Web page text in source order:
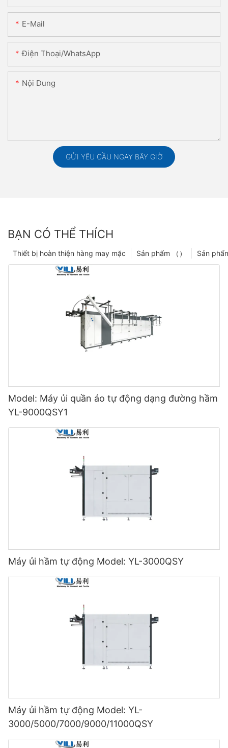
E-Mail
Điện Thoại/WhatsApp
Nội Dung
GỬI YÊU CẦU NGAY BÂY GIỜ
BẠN CÓ THỂ THÍCH
Sản
Sản phẩm （）
Thiết bị hoàn thiện hàng may mặc
Model: Máy ủi quần áo tự động dạng đường hầm
YL-9000QSY1
Máy ủi hầm tự động Model: YL-3000QSY
Máy ủi hầm tự động Model: YL-
3000/5000/7000/9000/11000QSY